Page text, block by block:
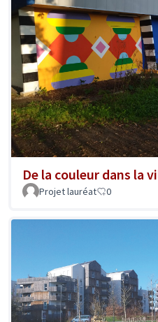
De la couleur dans la
Projet lauréat 0